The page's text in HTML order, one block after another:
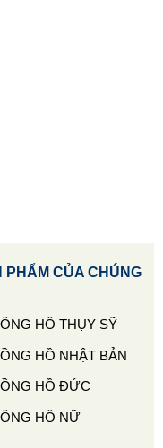
PHẨM CỦA CHÚNG
HỒ THỤY SỸ
HỒ NHẬT BẢN
HỒ ĐỨC
HỒ NỮ